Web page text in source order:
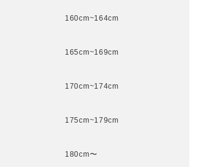
160cm~164cm
165cm~169cm
170cm~174cm
175cm~179cm
180cm〜